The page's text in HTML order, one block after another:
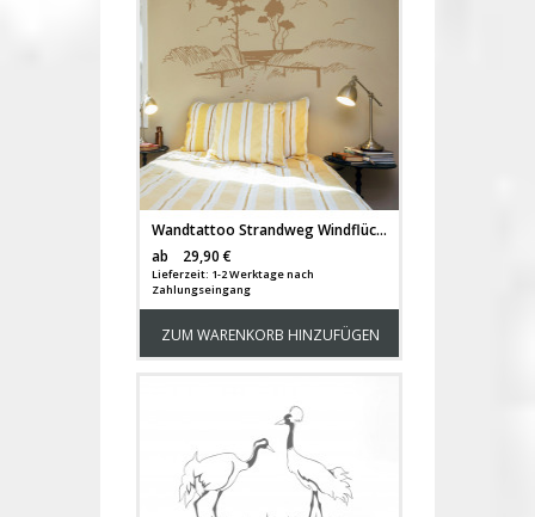
Wandtattoo Strandweg Windflüchter Dünen M1442
ab
29,90 €
Lieferzeit: 1-2 Werktage nach
Zahlungseingang
ZUM WARENKORB HINZUFÜGEN